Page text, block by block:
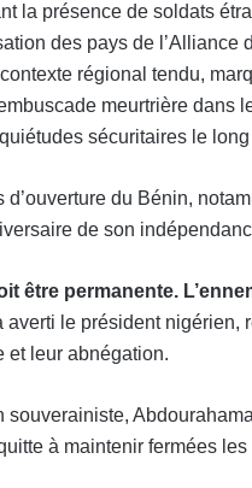
la présence de soldats
des pays de l’Alliance
régional tendu,
meurtrière dans
sécuritaires le
d’ouverture du Bénin,
de son
être permanente.
averti le président nigérien,
et leur abnégation.
souverainiste,
à maintenir fermées